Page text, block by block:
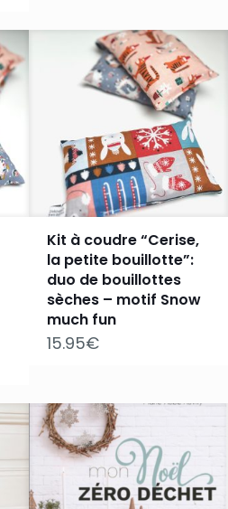
Kit à coudre “Cerise,
la petite bouillotte”:
duo de bouillottes
sèches – motif Snow
much fun
15.95€